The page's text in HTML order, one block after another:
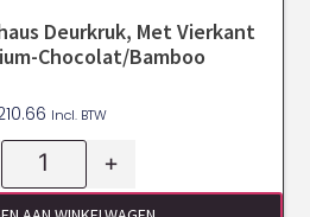
Deurkruk, Met Vierkant
Chocolat/Bamboo
Incl. BTW
+